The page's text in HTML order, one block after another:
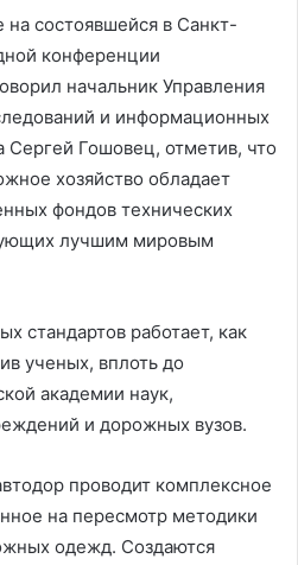
состоявшейся в Санкт-
конференции
начальник Управления
и информационных
Сергей Гошовец, отметив, что
хозяйство обладает
фондов технических
лучшим мировым
стандартов работает, как
ученых, вплоть до
академии наук,
и дорожных вузов.
проводит комплексное
на пересмотр методики
одежд. Создаются